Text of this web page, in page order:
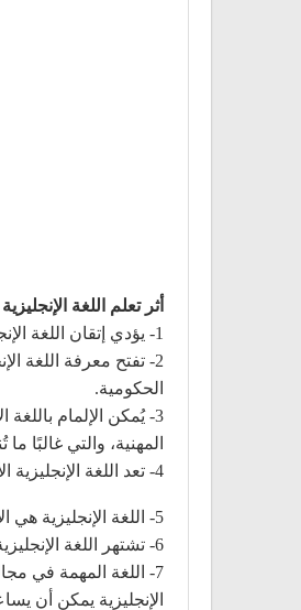
أثر تعلم اللغة
1- يؤدي إتقان اللغة الإنجليزية في تحسين فرصك في الحصول على وظيفة.
2- تفتح معرفة اللغة
الحكومية.
3- يُمكن الإلمام
المهنية، والتي غالبًا ما
4- تعد اللغة الإنجليزية الأكثر انتشاراً في العالم، حيث يجيد أكثر من 1.5 مليار شخص استخدامها كلغة أولى أو ثانية.
5- اللغة الإنجليزية هي الأهم في لغة الأعمال الدولية والعلوم والتكنولوجيا والدبلوماسية.
6- تشتهر اللغة الإنجليزية بأنها اللغة المستخدمة في الإنترنت، حيث يصل محتوى الويب المكتوب باللغة الإنجليزية إلى أكثر من نصف المحتوى الإجمالي.
7- اللغة المهمة في
الإنجليزية يمكن أن